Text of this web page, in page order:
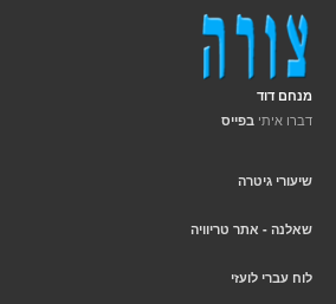
מנחם דוד
דברו איתי בפייס
שיעורי גיטרה
שאלנה - אתר טריוויה
לוח עברי לועזי